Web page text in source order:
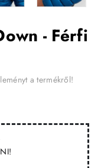
- Férfi
a termékről!